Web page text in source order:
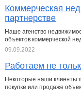
Коммерческая
партнерстве
Наше агенство
объектов коммерческой
09.09.2022
Работаем не
Некоторые наши клиенты
покупке или продаже